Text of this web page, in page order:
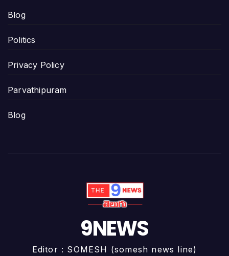
Blog
Politics
Privacy Policy
Parvathipuram
Blog
9NEWS
Editor : SOMESH (somesh news line)